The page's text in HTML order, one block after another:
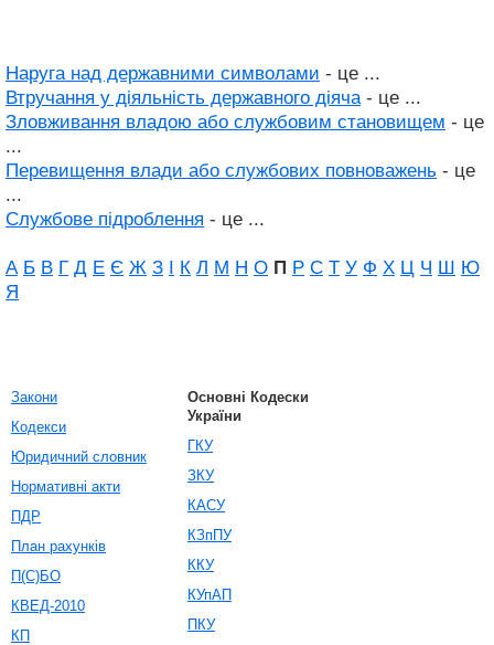
Наруга над державними символами - це ...
Втручання у діяльність державного діяча- це ...
Зловживання владою або службовим становищем - це
...
Перевищення влади або службових повноважень - це
...
Службове підроблення - це ...
А Б В Г Д Е Є Ж З І К Л М Н О П Р С Т У Ф Х Ц Ч Ш Ю
Я
Закони
Кодекси
Юридичний словник
Нормативні акти
ПДР
План рахунків
П(С)БО
КВЕД-2010
КП
Основні Кодески
України
ГКУ
ЗКУ
КАСУ
КЗпПУ
ККУ
КУпАП
ПКУ